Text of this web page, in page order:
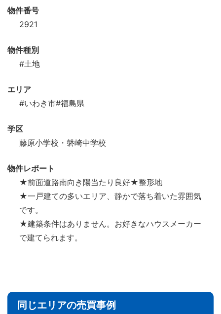
物件番号
2921
物件種別
#土地
エリア
#いわき市#福島県
学区
藤原小学校・磐崎中学校
物件レポート
★前面道路南向き陽当たり良好★整形地
★一戸建ての多いエリア、静かで落ち着いた雰囲気
です。
★建築条件はありません。お好きなハウスメーカー
で建てられます。
同じエリアの売買事例